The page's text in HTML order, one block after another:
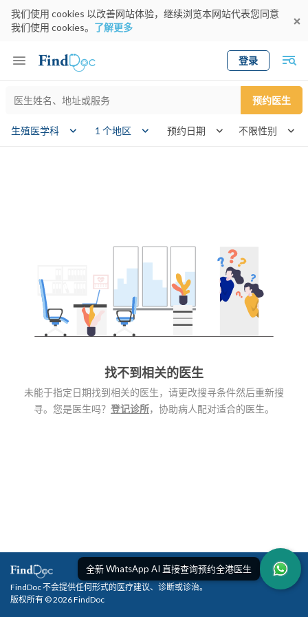
我们使用 cookies 以改善网站体验，继续浏览本网站代表您同意
我们使用 cookies。 了解更多
登录
Keyword 预约医生
生殖医学科 1 个地区 预约日期
找不到相关的医生
未能于指定日期找到相关的医生，请更改搜寻条件然后重新搜
寻。您是医生吗？ 登记诊所，协助病人配对适合的医生。
全新 WhatsApp AI 直接查询预约全港医生
FindDoc 不会提供任何形式的医疗建议、诊断或诊治。
版权所有 © 2026 FindDoc